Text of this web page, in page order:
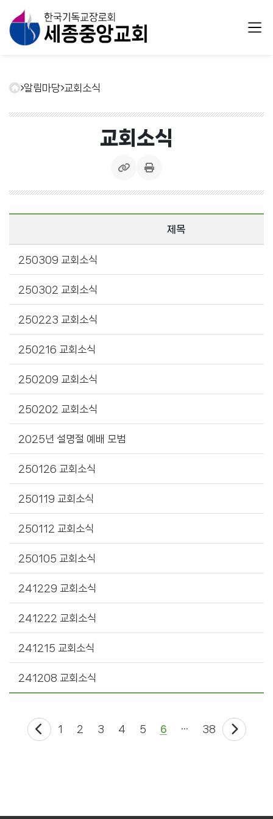
알림마당 교회소식
교회소식
제목
250309 교회소식
250302 교회소식
250223 교회소식
250216 교회소식
250209 교회소식
250202 교회소식
2025년 설명절 예배 모범
250126 교회소식
250119 교회소식
250112 교회소식
250105 교회소식
241229 교회소식
241222 교회소식
241215 교회소식
241208 교회소식
1 2 3 4 5 6 ··· 38